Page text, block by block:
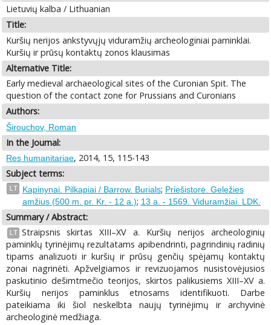
Lietuvių kalba / Lithuanian
Title:
Kuršių nerijos ankstyvųjų viduramžių archeologiniai paminklai.
Kuršių ir prūsų kontaktų zonos klausimas
Alternative Title:
Early medieval archaeological sites of the Curonian Spit. The
question of the contact zone for Prussians and Curonians
Authors:
Širouchov, Roman
In the Journal:
Res humanitariae, 2014, 15, 115-143
Subject terms:
LT Kapinynai. Pilkapiai / Barrow. Burials; Priešistorė. Geležies
amžius (500 m. pr. Kr. - 12 a.); 13 a. - 1569. Viduramžiai. LDK.
Summary / Abstract:
LT Straipsnis skirtas XIII–XV a. Kuršių nerijos archeologinių
paminklų tyrinėjimų rezultatams apibendrinti, pagrindinių radinių
tipams analizuoti ir kuršių ir prūsų genčių spėjamų kontaktų
zonai nagrinėti. Apžvelgiamos ir revizuojamos nusistovėjusios
paskutinio dešimtmečio teorijos, skirtos palikusiems XIII–XV a.
Kuršių nerijos paminklus etnosams identifikuoti. Darbe
pateikiama iki šiol neskelbta naujų tyrinėjimų ir archyvinė
archeologinė medžiaga.